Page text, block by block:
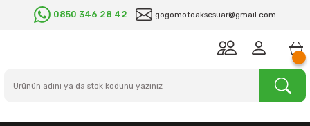
0850 346 28 42 gogomotoaksesuar@gmail.com